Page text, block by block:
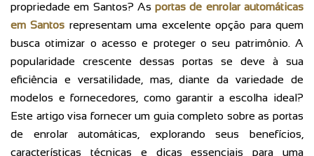
propriedade em Santos? Asportas de enrolar automáticas
em Santos representam uma excelente opção para quem
busca otimizar o acesso e proteger o seu patrimônio. A
popularidade crescente dessas portas se deve à sua
eficiência e versatilidade, mas, diante da variedade de
modelos e fornecedores, como garantir a escolha ideal?
Este artigo visa fornecer um guia completo sobre as portas
de enrolar automáticas, explorando seus benefícios,
características técnicas e dicas essenciais para uma